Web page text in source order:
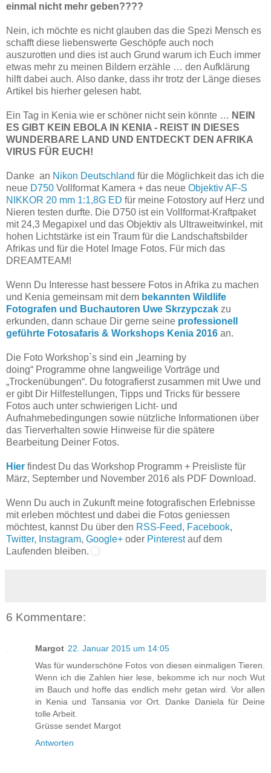
einmal nicht mehr geben????
Nein, ich möchte es nicht glauben das die Spezi Mensch es
schafft diese liebenswerte Geschöpfe auch noch
auszurotten und dies ist auch Grund warum ich Euch immer
etwas mehr zu meinen Bildern erzähle … den Aufklärung
hilft dabei auch. Also danke, dass ihr trotz der Länge dieses
Artikel bis hierher gelesen habt.
Ein Tag in Kenia wie er schöner nicht sein könnte … NEIN
ES GIBT KEIN EBOLA IN KENIA - REIST IN DIESES
WUNDERBARE LAND UND ENTDECKT DEN AFRIKA
VIRUS FÜR EUCH!
Danke an Nikon Deutschland für die Möglichkeit das ich die
neue D750 Vollformat Kamera + das neue Objektiv AF-S
NIKKOR 20 mm 1:1,8G ED für meine Fotostory auf Herz und
Nieren testen durfte. Die D750 ist ein Vollformat-Kraftpaket
mit 24,3 Megapixel und das Objektiv als Ultraweitwinkel, mit
hohen Lichtstärke ist ein Traum für die Landschaftsbilder
Afrikas und für die Hotel Image Fotos. Für mich das
DREAMTEAM!
Wenn Du Interesse hast bessere Fotos in Afrika zu machen
und Kenia gemeinsam mit dem bekannten Wildlife
Fotografen und Buchautoren Uwe Skrzypczak zu
erkunden, dann schaue Dir gerne seine professionell
geführte Fotosafaris & Workshops Kenia 2016 an.
Die Foto Workshop`s sind ein „learning by
doing“ Programme ohne langweilige Vorträge und
„Trockenübungen“. Du fotografierst zusammen mit Uwe und
er gibt Dir Hilfestellungen, Tipps und Tricks für bessere
Fotos auch unter schwierigen Licht- und
Aufnahmebedingungen sowie nützliche Informationen über
das Tierverhalten sowie Hinweise für die spätere
Bearbeitung Deiner Fotos.
Hier findest Du das Workshop Programm + Preisliste für
März, September und November 2016 als PDF Download.
Wenn Du auch in Zukunft meine fotografischen Erlebnisse
mit erleben möchtest und dabei die Fotos geniessen
möchtest, kannst Du über den RSS-Feed, Facebook,
Twitter, Instagram, Google+ oder Pinterestauf dem
Laufenden bleiben.
6 Kommentare:
Margot 22. Januar 2015 um 14:05
Was für wunderschöne Fotos von diesen einmaligen Tieren.
Wenn ich die Zahlen hier lese, bekomme ich nur noch Wut
im Bauch und hoffe das endlich mehr getan wird. Vor allen
in Kenia und Tansania vor Ort. Danke Daniela für Deine
tolle Arbeit.
Grüsse sendet Margot
Antworten